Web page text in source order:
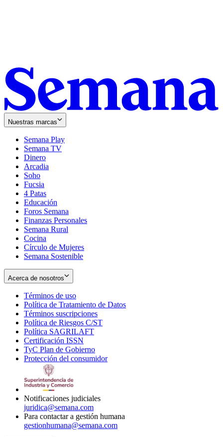
Nuestras marcas
Semana Play
Semana TV
Dinero
Arcadia
Soho
in
new
window
Fucsia
in
new
window
4 Patas
Educación
Foros Semana
Finanzas Personales
Semana Rural
Cocina
Círculo de Mujeres
Semana Sostenible
Acerca de nosotros
Términos de uso
in
new
window
Política de Tratamiento de Datos
Términos suscripciones
in
Política de Riesgos C/ST
Política SAGRILAFT
new
window
Certificación ISSN
in
new
TyC Plan de Gobierno
in
Protección del consumidorOpens
Notificaciones judiciales
juridica@semana.com
Para contactar a gestión humana
gestionhumana@semana.com